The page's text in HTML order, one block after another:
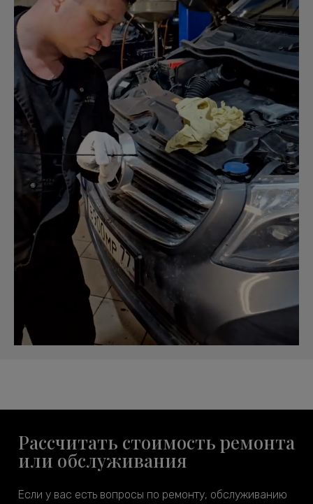
Рассчитать стоимость ремонта
или обслуживания
Если у вас есть вопросы по ремонту, обслуживанию